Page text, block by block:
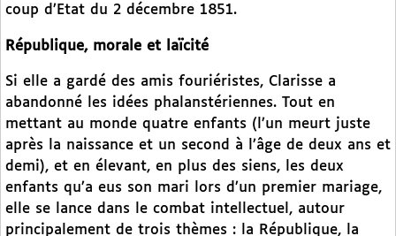
coup d’Etat du 2 décembre 1851.
République, morale et laïcité
Si elle a gardé des amis fouriéristes, Clarisse a
abandonné les idées phalanstériennes. Tout en
mettant au monde quatre enfants (l’un meurt juste
après la naissance et un second à l’âge de deux ans et
demi), et en élevant, en plus des siens, les deux
enfants qu’a eus son mari lors d’un premier mariage,
elle se lance dans le combat intellectuel, autour
principalement de trois thèmes : la République, la